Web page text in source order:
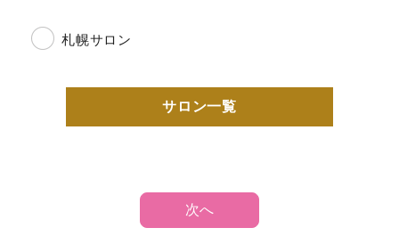
札幌サロン
サロン一覧
次へ